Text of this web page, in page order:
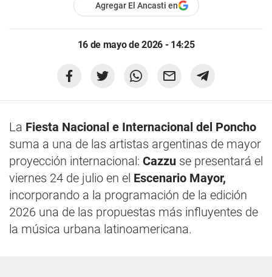
Agregar El Ancasti en
16 de mayo de 2026 - 14:25
La Fiesta Nacional e Internacional del Poncho
suma a una de las artistas argentinas de mayor
proyección internacional: Cazzu se presentará el
viernes 24 de julio en el Escenario Mayor,
incorporando a la programación de la edición
2026 una de las propuestas más influyentes de
la música urbana latinoamericana.